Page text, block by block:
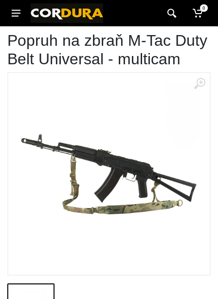
0
Popruh na zbraň M-Tac Duty
Belt Universal - multicam